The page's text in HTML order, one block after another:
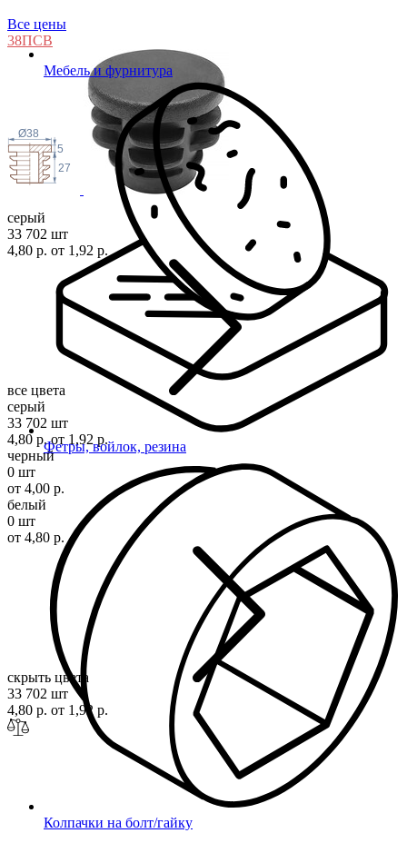
Мебель и фурнитура
Фетры, войлок, резина
Колпачки на болт/гайку
Все цены
38ПСВ
5
27
Ø38
серый
33 702 шт
4,80 р. от 1,92 р.
все цвета
серый
33 702 шт
4,80 р.от 1,92 р.
черный
0 шт
от 4,00 р.
белый
0 шт
от 4,80 р.
скрыть цвета
33 702 шт
4,80 р. от 1,92 р.